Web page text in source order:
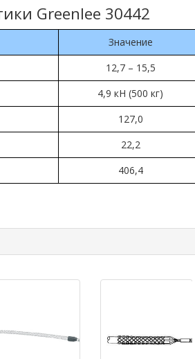
Greenlee 30442
Значение
12,7 – 15,5
4,9 кН (500 кг)
127,0
22,2
406,4